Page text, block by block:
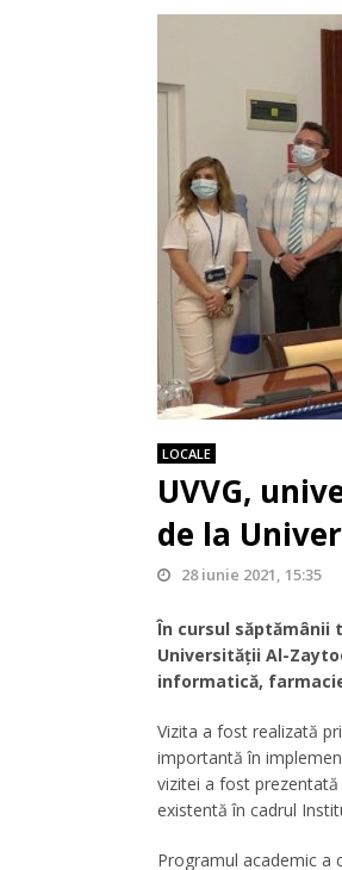
LOCALE
UVVG,
de la
28 iunie 2021, 15:35
În cursul săptămânii
Universității Al-
informatică,
Vizita a fost realizată
importantă în
vizitei a fost
existentă în cadrul
Programul academic a